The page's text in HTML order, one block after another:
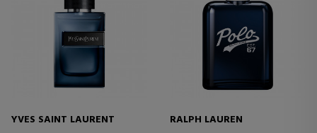
YVES SAINT LAURENT
RALPH LAUREN